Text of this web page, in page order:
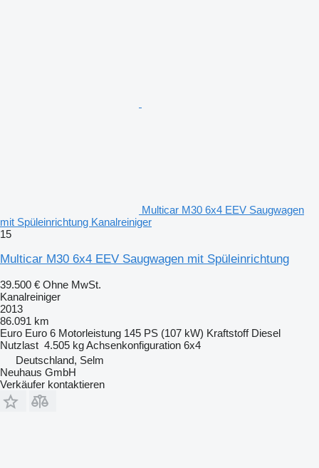
Multicar M30 6x4 EEV Saugwagen
mit Spüleinrichtung Kanalreiniger
15
Multicar M30 6x4 EEV Saugwagen mit Spüleinrichtung
39.500 € Ohne MwSt.
Kanalreiniger
2013
86.091 km
Euro Euro 6 Motorleistung 145 PS (107 kW) Kraftstoff Diesel
Nutzlast 4.505 kgAchsenkonfiguration 6x4
Deutschland, Selm
Neuhaus GmbH
Verkäufer kontaktieren